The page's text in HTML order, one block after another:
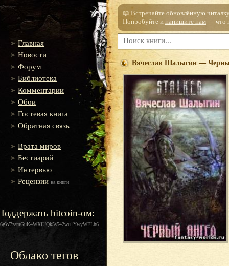
Главная
Новости
Форум
Библиотека
Комментарии
Обои
Гостевая книга
Обратная связь
Врата миров
Бестиарий
Интервью
Рецензии на книги
bitcoin-ом:
Облако тегов
📖 Встречайте обновлённую
Попробуйте и напишите нам — что
Вячеслав Шалыгин —